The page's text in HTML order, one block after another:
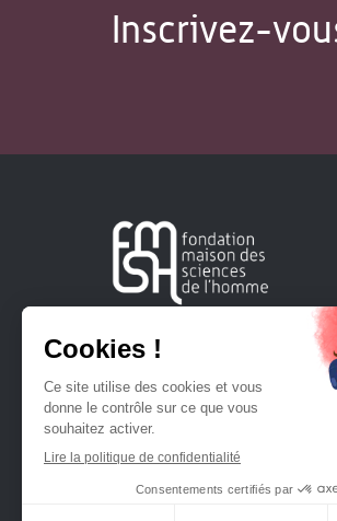
Inscrivez-
Créée en 1963, la Fondation
soutient la recherche et la